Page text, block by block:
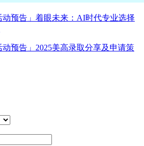
动预告」着眼未来：AI时代专业选择
动预告」2025美高录取分享及申请策